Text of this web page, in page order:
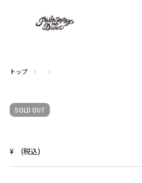
トップ
SOLD OUT
¥ (税込)